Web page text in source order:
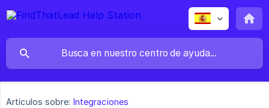
Artículos sobre: Integraciones